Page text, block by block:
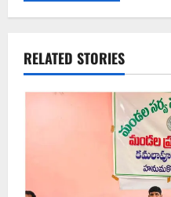
RELATED STORIES